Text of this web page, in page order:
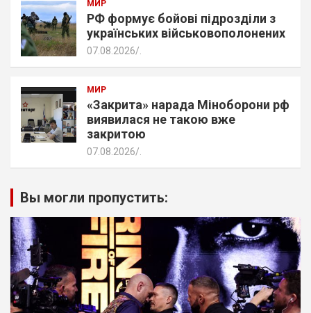
МИР
РФ формує бойові підрозділи з
українських військовополонених
07.08.2026
МИР
«Закрита» нарада Міноборони рф
виявилася не такою вже
закритою
07.08.2026
Вы могли пропустить: